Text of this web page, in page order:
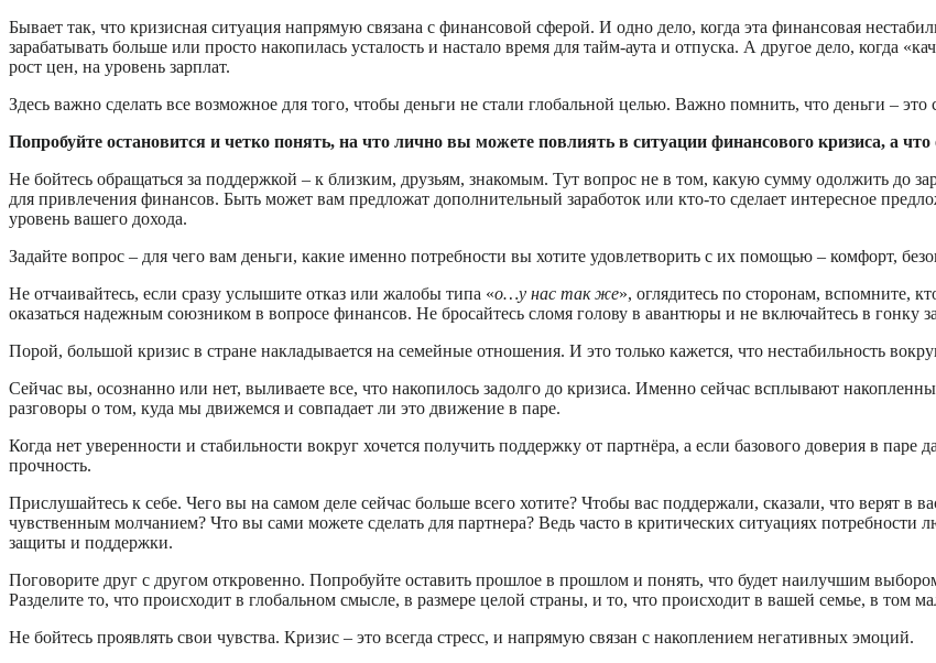
Бывает так, что кризисная ситуация напрямую связана с финансовой сферой. И одно дело, когда эта финансовая
зарабатывать больше или просто накопилась усталость и настало время для тайм-аута и отпуска. А другое дело, когда
рост цен, на уровень зарплат.
Здесь важно сделать все возможное для того, чтобы деньги не стали глобальной целью. Важно помнить, что деньги –
Попробуйте остановится и четко понять, на что лично вы можете повлиять в ситуации финансового кризиса, а что
Не бойтесь обращаться за поддержкой – к близким, друзьям, знакомым. Тут вопрос не в том, какую сумму одолжить до
для привлечения финансов. Быть может вам предложат дополнительный заработок или кто-то сделает интересное
уровень вашего дохода.
Задайте вопрос – для чего вам деньги, какие именно потребности вы хотите удовлетворить с их помощью – комфорт,
Не отчаивайтесь, если сразу услышите отказ или жалобы типа «о…у нас так же», оглядитесь по сторонам, вспомните,
оказаться надежным союзником в вопросе финансов. Не бросайтесь сломя голову в авантюры и не включайтесь в гонку
Порой, большой кризис в стране накладывается на семейные отношения. И это только кажется, что нестабильность
Сейчас вы, осознанно или нет, выливаете все, что накопилось задолго до кризиса. Именно сейчас всплывают
разговоры о том, куда мы движемся и совпадает ли это движение в паре.
Когда нет уверенности и стабильности вокруг хочется получить поддержку от партнёра, а если базового доверия в
прочность.
Прислушайтесь к себе. Чего вы на самом деле сейчас больше всего хотите? Чтобы вас поддержали, сказали, что верят в
чувственным молчанием? Что вы сами можете сделать для партнера? Ведь часто в критических ситуациях потребности
защиты и поддержки.
Поговорите друг с другом откровенно. Попробуйте оставить прошлое в прошлом и понять, что будет наилучшим
Разделите то, что происходит в глобальном смысле, в размере целой страны, и то, что происходит в вашей семье, в том
Не бойтесь проявлять свои чувства. Кризис – это всегда стресс, и напрямую связан с накоплением негативных эмоций.